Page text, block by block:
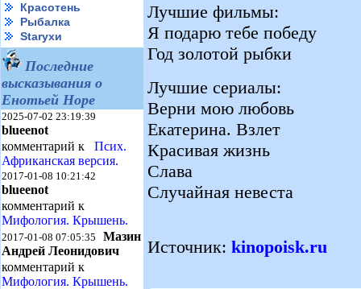
Красотень
Рыбалка
Starухи
Последние
высказывания о
Енотьей Норе
2025-07-02 23:19:39
blueenot
комментарий к Псих.
Африканская версия.
2017-01-08 10:21:42
blueenot
комментарий к
Мифология. Крышень.
2017-01-08 07:05:35 Мазин
Андрей Леонидович
комментарий к
Мифология. Крышень.
Лучшие фильмы:
Я подарю тебе победу
Год золотой рыбки
Лучшие сериалы:
Верни мою любовь
Екатерина. Взлет
Красивая жизнь
Слава
Случайная невеста
Источник: kinopoisk.ru